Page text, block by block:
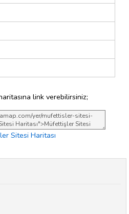
link verebilirsiniz;
Sitesi Haritası